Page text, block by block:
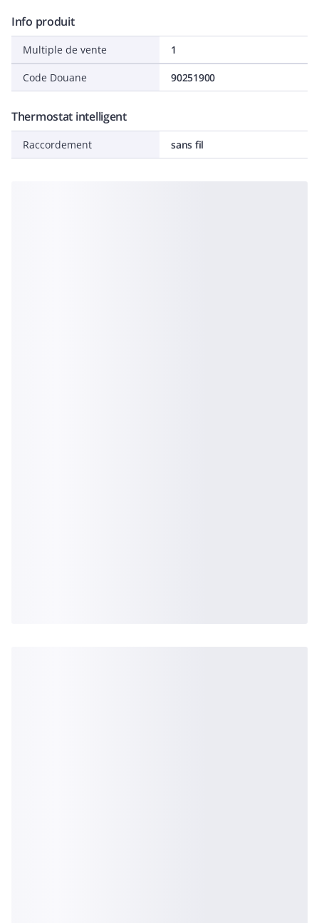
Info produit
Multiple de vente 1
Code Douane 90251900
Thermostat intelligent
Raccordement sans fil